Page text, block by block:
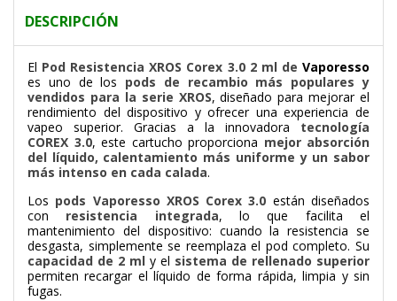
DESCRIPCIÓN
El Pod Resistencia XROS Corex 3.0 2 ml deVaporesso
es uno de los pods de recambio más populares y
vendidos para la serie XROS, diseñado para mejorar el
rendimiento del dispositivo y ofrecer una experiencia de
vapeo superior. Gracias a la innovadora tecnología
COREX 3.0, este cartucho proporciona mejor absorción
del líquido, calentamiento más uniforme y un sabor
más intenso en cada calada.
Los pods Vaporesso XROS Corex 3.0 están diseñados
con resistencia integrada, lo que facilita el
mantenimiento del dispositivo: cuando la resistencia se
desgasta, simplemente se reemplaza el pod completo. Su
capacidad de 2 ml y el sistema de rellenado superior
permiten recargar el líquido de forma rápida, limpia y sin
fugas.